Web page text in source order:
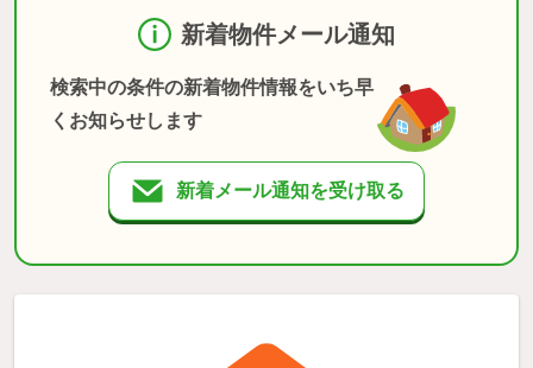
新着物件メール通知
検索中の条件の新着物件情報をいち早
くお知らせします
新着メール通知を受け取る